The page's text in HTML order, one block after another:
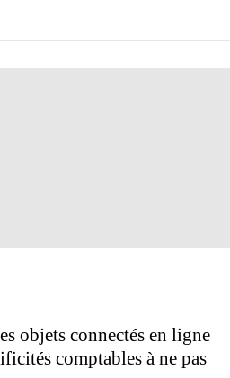
objets connectés en ligne
comptables à ne pas